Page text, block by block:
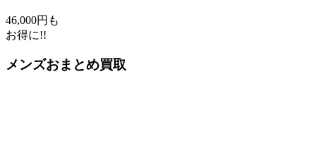
46,000円も
お得に!!
メンズおまとめ買取